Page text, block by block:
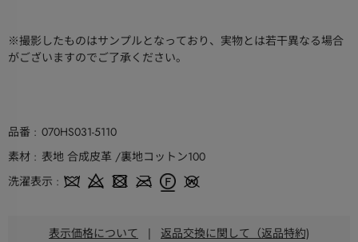
※撮影したものはサンプルとなっており、実物とは若干異なる場合
がございますのでご了承ください。
品番
070HS031-5110
素材
表地 合成皮革 /裏地コットン100
洗濯表示
表示価格について | 返品交換に関して（返品特約)